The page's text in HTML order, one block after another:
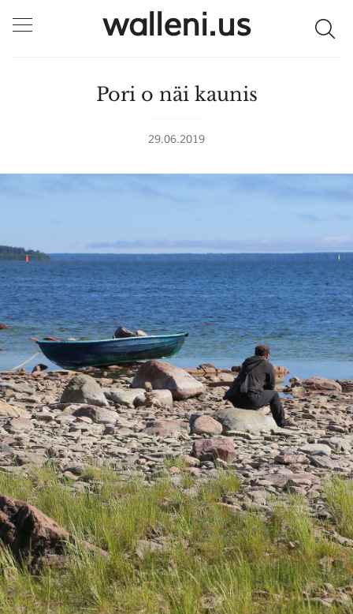
walleni.us
Pori o näi kaunis
29.06.2019